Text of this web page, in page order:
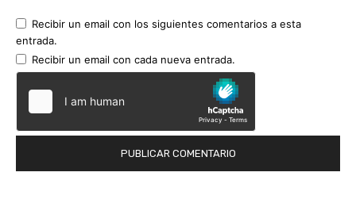
Recibir un email con los siguientes comentarios a esta
entrada.
Recibir un email con cada nueva entrada.